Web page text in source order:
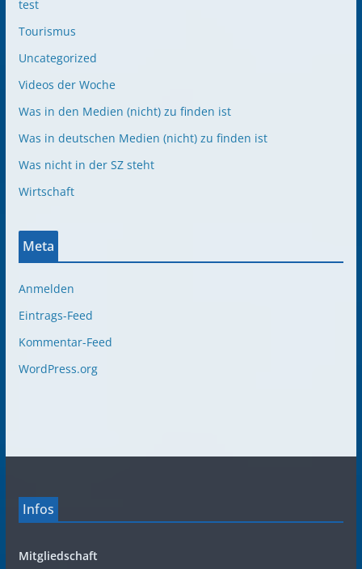
test
Tourismus
Uncategorized
Videos der Woche
Was in den Medien (nicht) zu finden ist
Was in deutschen Medien (nicht) zu finden ist
Was nicht in der SZ steht
Wirtschaft
Meta
Anmelden
Eintrags-Feed
Kommentar-Feed
WordPress.org
Infos
Mitgliedschaft